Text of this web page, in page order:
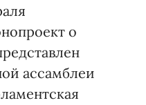
о
ассамблеи